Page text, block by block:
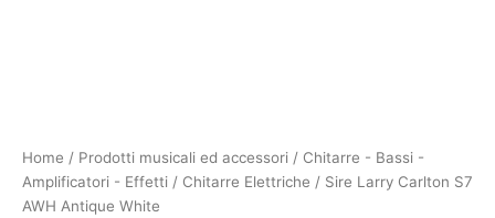
Home / Prodotti musicali ed accessori / Chitarre - Bassi -
Amplificatori - Effetti / Chitarre Elettriche / Sire Larry Carlton S7
AWH Antique White